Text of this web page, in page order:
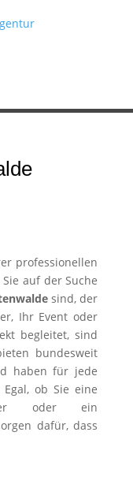
professionellen
auf der Suche
sind, der
Ihr Event oder
begleitet, sind
bundesweit
haben für jede
ob Sie eine
oder ein
dafür, dass